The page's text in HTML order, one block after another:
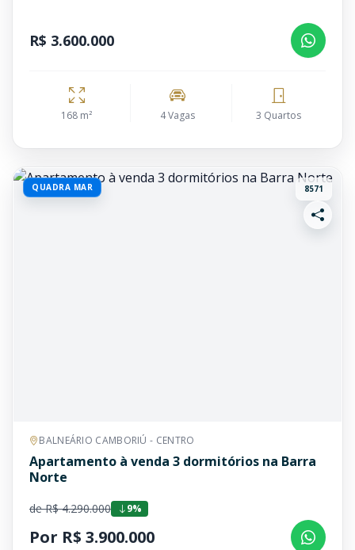
R$ 3.600.000
168 m² 4 Vagas 3 Quartos
QUADRA MAR 8571
BALNEÁRIO CAMBORIÚ - CENTRO
Apartamento à venda 3 dormitórios na Barra
Norte
de R$ 4.290.000 9%
Por R$ 3.900.000